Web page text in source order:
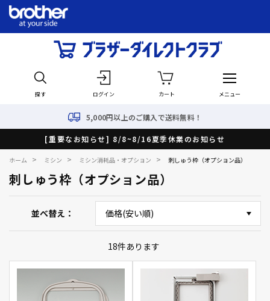
探す ログイン カート メニュー
5,000円以上のご購入で送料無料！
[重要なお知らせ] 8/8~8/16夏季休業のお知らせ
ホーム > ミシン > ミシン消耗品・オプション > 刺しゅう枠（オプション品）
刺しゅう枠（オプション品）
並べ替え
18件あります